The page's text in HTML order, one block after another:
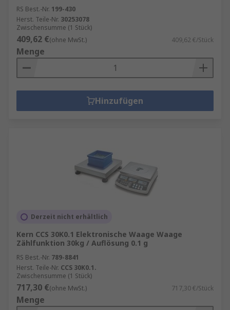
RS Best.-Nr. 199-430
Herst. Teile-Nr. 30253078
Zwischensumme (1 Stück)
409,62 €(ohne MwSt.) 409,62 €/Stück
Menge
Hinzufügen
Derzeit nicht erhältlich
Kern CCS 30K0.1 Elektronische Waage Waage
Zählfunktion 30kg / Auflösung 0.1 g
RS Best.-Nr. 789-8841
Herst. Teile-Nr. CCS 30K0.1.
Zwischensumme (1 Stück)
717,30 €(ohne MwSt.) 717,30 €/Stück
Menge